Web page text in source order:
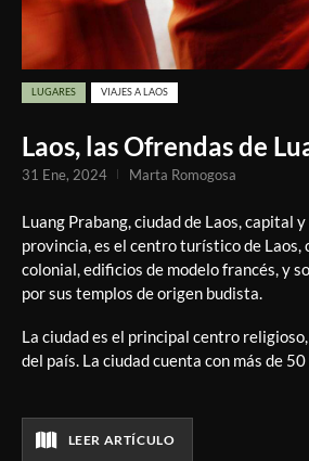
Laos, las Ofrendas de
LUGARES VIAJES A LAOS
Luang Prabang, ciudad de Laos, capital
provincia, es el centro turístico de Laos,
colonial, edificios de modelo francés, y
por sus templos de origen budista.
La ciudad es el principal centro
del país. La ciudad cuenta con más de
LEER ARTÍCULO
31 Ene, 2024 Marta Romogosa